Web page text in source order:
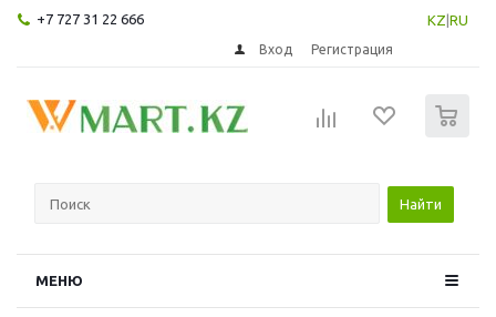
+7 727 31 22 666 KZ RU
Вход Регистрация
Найти
МЕНЮ